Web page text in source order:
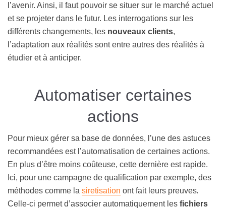
l’avenir. Ainsi, il faut pouvoir se situer sur le marché actuel
et se projeter dans le futur. Les interrogations sur les
différents changements, les nouveaux clients,
l’adaptation aux réalités sont entre autres des réalités à
étudier et à anticiper.
Automatiser certaines
actions
Pour mieux gérer sa base de données, l’une des astuces
recommandées est l’automatisation de certaines actions.
En plus d’être moins coûteuse, cette dernière est rapide.
Ici, pour une campagne de qualification par exemple, des
méthodes comme la siretisation ont fait leurs preuves.
Celle-ci permet d’associer automatiquement les fichiers